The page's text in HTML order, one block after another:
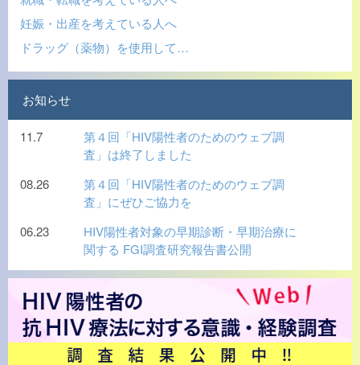
妊娠・出産を考えている人へ
ドラッグ（薬物）を使用して…
お知らせ
11.7
第４回「HIV陽性者のためのウェブ調
査」は終了しました
08.26
第４回「HIV陽性者のためのウェブ調
査」にぜひご協力を
06.23
HIV陽性者対象の早期診断・早期治療に
関する FGI調査研究報告書公開